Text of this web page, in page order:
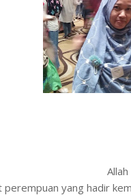
Allah
yang hadir